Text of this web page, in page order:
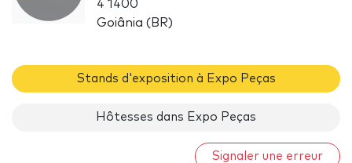
4 1400
Goiânia (BR)
Stands d'exposition à Expo Peças
Hôtesses dans Expo Peças
Signaler une erreur